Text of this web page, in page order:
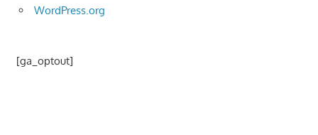
WordPress.org
[ga_optout]